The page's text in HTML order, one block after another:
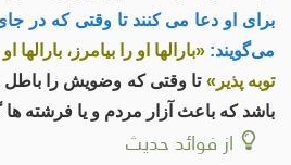
برای او دعا می کنند تا وقتی که در
می‌گویند: «بارالها او را بیامرز،
توبه پذیر» تا وقتی که وضویش را باطل
باشد که باعث آزار مردم و یا فرشته ها
از فوائد حدیث